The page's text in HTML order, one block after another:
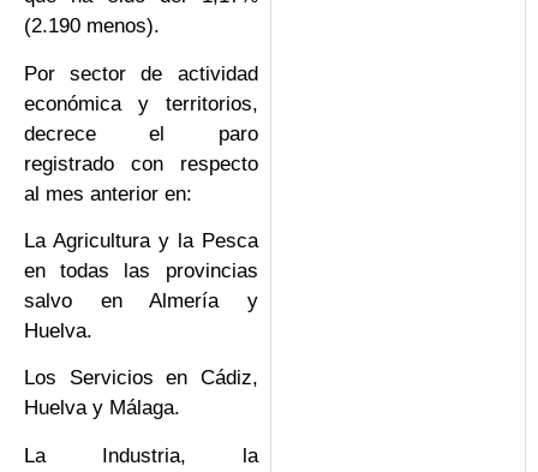
(2.190 menos).
Por sector de actividad
económica y territorios,
decrece el paro
registrado con respecto
al mes anterior en:
La Agricultura y la Pesca
en todas las provincias
salvo en Almería y
Huelva.
Los Servicios en Cádiz,
Huelva y Málaga.
La Industria, la